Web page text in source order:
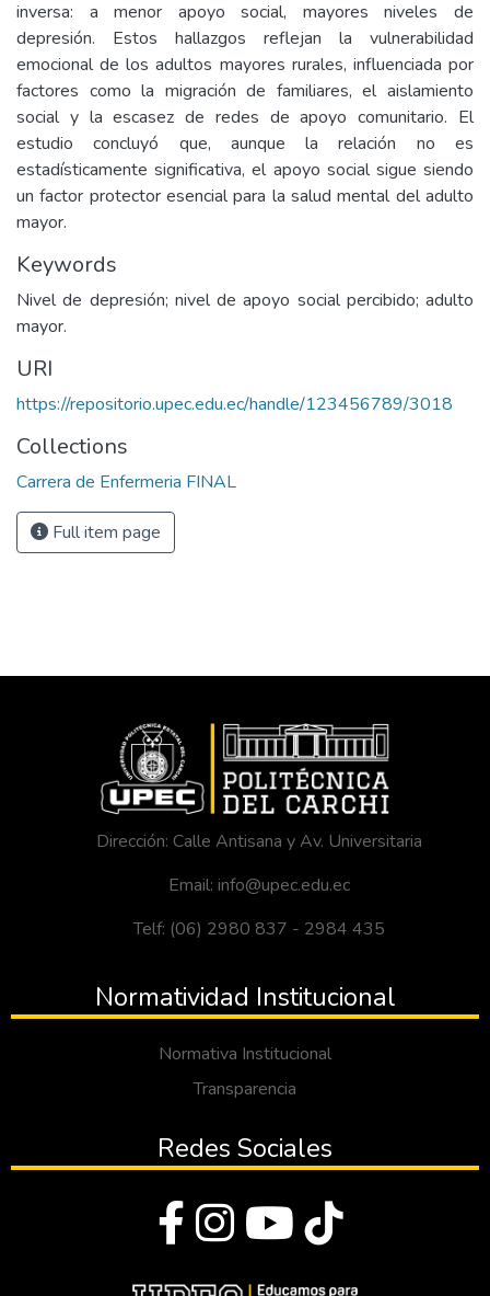
inversa: a menor apoyo social, mayores niveles de
depresión. Estos hallazgos reflejan la vulnerabilidad
emocional de los adultos mayores rurales, influenciada por
factores como la migración de familiares, el aislamiento
social y la escasez de redes de apoyo comunitario. El
estudio concluyó que, aunque la relación no es
estadísticamente significativa, el apoyo social sigue siendo
un factor protector esencial para la salud mental del adulto
mayor.
Keywords
Nivel de depresión; nivel de apoyo social percibido; adulto
mayor.
URI
https://repositorio.upec.edu.ec/handle/123456789/3018
Collections
Carrera de Enfermeria FINAL
Full item page
Dirección: Calle Antisana y Av. Universitaria
Email: info@upec.edu.ec
Telf: (06) 2980 837 - 2984 435
Normatividad Institucional
Normativa Institucional
Transparencia
Redes Sociales